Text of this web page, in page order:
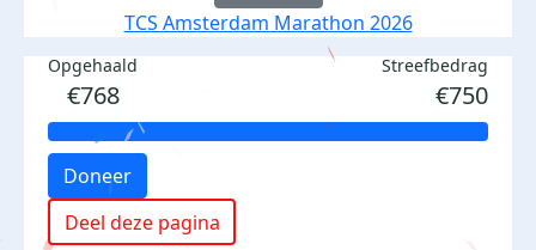
TCS Amsterdam Marathon 2026
Opgehaald
€768
Streefbedrag
€750
Doneer
Deel deze pagina